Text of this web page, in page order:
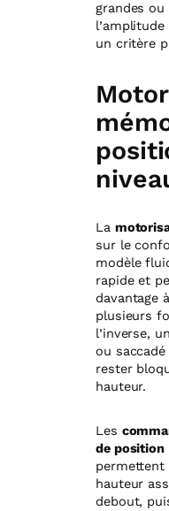
grandes
un critère
La
sur le
modèle
rapide et
davantage
plusieurs
l’inverse,
ou
rester
hauteur.
Les
de position
permettent
hauteur
debout,